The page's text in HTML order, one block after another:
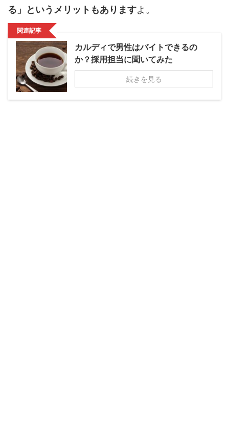
る」というメリットもありますよ。
関連記事
カルディで男性はバイトできるの
か？採用担当に聞いてみた
続きを見る